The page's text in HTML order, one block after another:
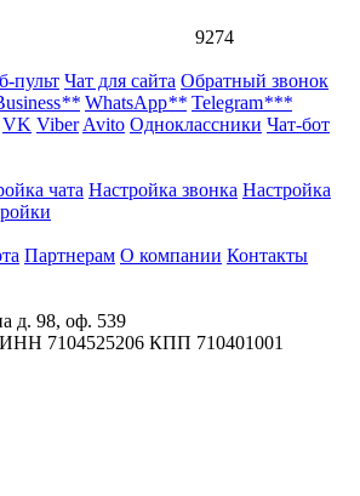
9274
пульт Чат для сайта Обратный звонок
** WhatsApp** Telegram***
VK Viber Avito Одноклассники Чат-бот
чата Настройка звонка Настройка
Партнерам О компании Контакты
д. 98, оф. 539
ИНН 7104525206 КПП 710401001